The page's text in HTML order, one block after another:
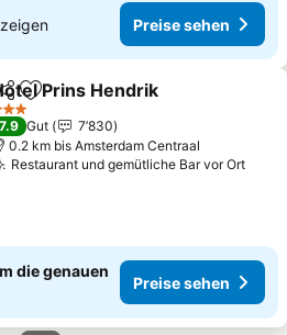
Preise sehen
Zu Favoriten hinzufügen
Prins Hendrik
7.9 Gut
7’830
0.2 km bis Amsterdam Centraal
Restaurant und gemütliche Bar vor Ort
die genauen
Preise sehen